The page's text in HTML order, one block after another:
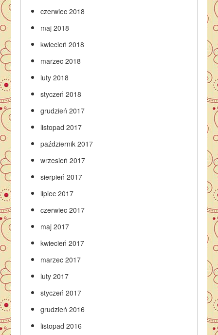
czerwiec 2018
maj 2018
kwiecień 2018
marzec 2018
luty 2018
styczeń 2018
grudzień 2017
listopad 2017
październik 2017
wrzesień 2017
sierpień 2017
lipiec 2017
czerwiec 2017
maj 2017
kwiecień 2017
marzec 2017
luty 2017
styczeń 2017
grudzień 2016
listopad 2016